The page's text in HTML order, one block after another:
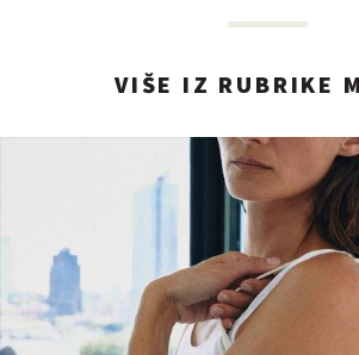
VIŠE IZ RUBRIKE